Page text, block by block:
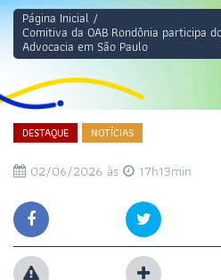
Página Inicial /
Comitiva da OAB Rondônia participa
Advocacia em São Paulo
DESTAQUE NOTÍCIAS
02/06/2026 às 17h13min